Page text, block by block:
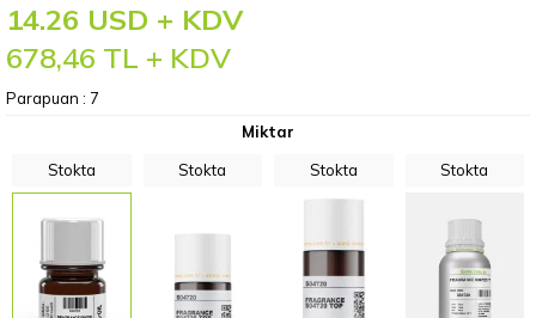
14.26 USD + KDV
678,46 TL + KDV
Parapuan : 7
Miktar
Stokta
Stokta Stokta Stokta